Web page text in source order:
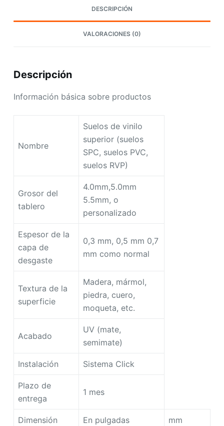
DESCRIPCIÓN
VALORACIONES (0)
Descripción
Información básica sobre productos
Nombre
Suelos de vinilo
superior (suelos
SPC, suelos PVC,
suelos RVP)
Grosor del
tablero
4.0mm,5.0mm
5.5mm, o
personalizado
Espesor de la
capa de
desgaste
0,3 mm, 0,5 mm 0,7
mm como normal
Textura de la
superficie
Madera, mármol,
piedra, cuero,
moqueta, etc.
Acabado
UV (mate,
semimate)
Instalación Sistema Click
Plazo de
entrega
1 mes
Dimensión En pulgadas mm